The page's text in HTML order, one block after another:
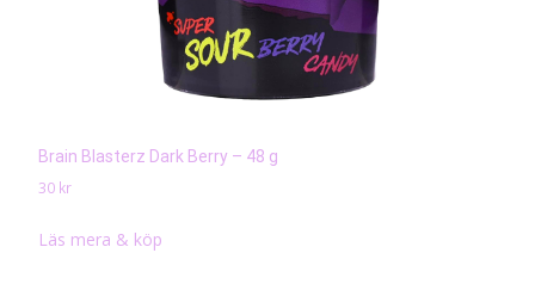
Brain Blasterz Dark Berry – 48 g
30 kr
Läs mera & köp